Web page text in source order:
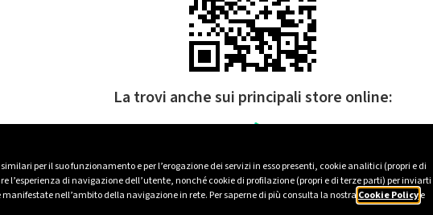
per il suo funzionamento e per l’erogazione dei servizi in esso presenti, cookie analitici (propri e di
l’esperienza di navigazione dell’utente, nonché cookie di profilazione (propri e di terze parti) per inviarti
nell’ambito della navigazione in rete. Per saperne di più consulta la nostra Cookie Policye
La trovi anche sui principali store online: